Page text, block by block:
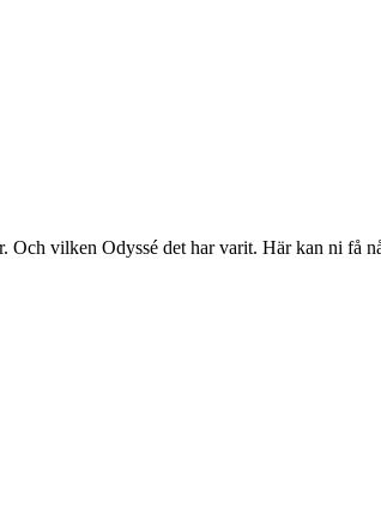
vilken Odyssé det har varit. Här kan ni få